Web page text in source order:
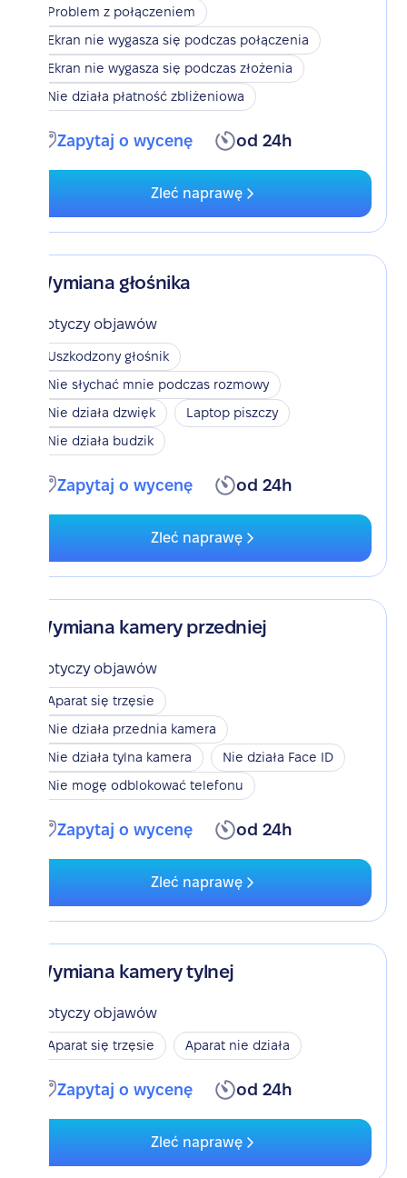
Problem z połączeniem
Ekran nie wygasza się podczas połączenia
Ekran nie wygasza się podczas złożenia
Nie działa płatność zbliżeniowa
Zapytaj o wycenę od 24h
Zleć naprawę
Wymiana głośnika
Dotyczy objawów
Uszkodzony głośnik
Nie słychać mnie podczas rozmowy
Nie działa dzwięk
Laptop piszczy
Nie działa budzik
Zapytaj o wycenę od 24h
Zleć naprawę
Wymiana kamery przedniej
Dotyczy objawów
Aparat się trzęsie
Nie działa przednia kamera
Nie działa tylna kamera
Nie działa Face ID
Nie mogę odblokować telefonu
Zapytaj o wycenę od 24h
Zleć naprawę
Wymiana kamery tylnej
Dotyczy objawów
Aparat się trzęsie Aparat nie działa
Zapytaj o wycenę od 24h
Zleć naprawę